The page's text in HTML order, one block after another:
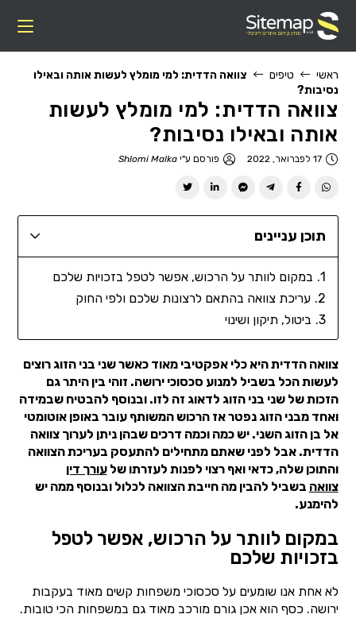
ראשי טיפים
צוואה הדדית: למי מומלץ לעשות אותה ובאילו
נסיבות?
צוואה הדדית: למי מומלץ לעשות
אותה ובאילו נסיבות?
17 לפברואר, 2022 פורסם ע"יShlomi Malka
תוכן עניינים
במקום לוותר על הרכוש, אפשר לטפל בזכויות שלכם
עריכת צוואה בהתאם לרצונות שלכם ולפי החוק
ביטול, תיקון ושינוי
צוואה הדדית היא כלי אפקטיבי מאוד כאשר שני בני הזוג רוצים
לעשות הכל בשביל למנוע סכסוכי ירושה. זוהי בין היתר גם
הזכות של שני בני הזוג לדאוג זה לזו. ובנוסף להבטיח שבמידה
ואחד מבני הזוג נפטר אז הרכוש המשותף עובר באופן אוטומטי
אל בן הזוג השני. יש כמה וכמה דרכים שבהן ניתן לערוך צוואה
הדדית. אבל לפני שאתם מתחילים להתעסק בעריכת הצוואה
והתוכן שלה, כדאי ואף רצוי לפנות לעזרתו שלעורך דין
צוואה בשביל להבין מה חייבת הצוואה לכלול ובנוסף ממה יש
להימנע.
במקום לוותר על הרכוש, אפשר לטפל
בזכויות שלכם
לא אחת אנו שומעים על סכסוכי משפחות קשים מאוד בעקבות
ירושה. כסף הוא אכן גורם מורכב מאוד גם במשפחות הכי טובות.